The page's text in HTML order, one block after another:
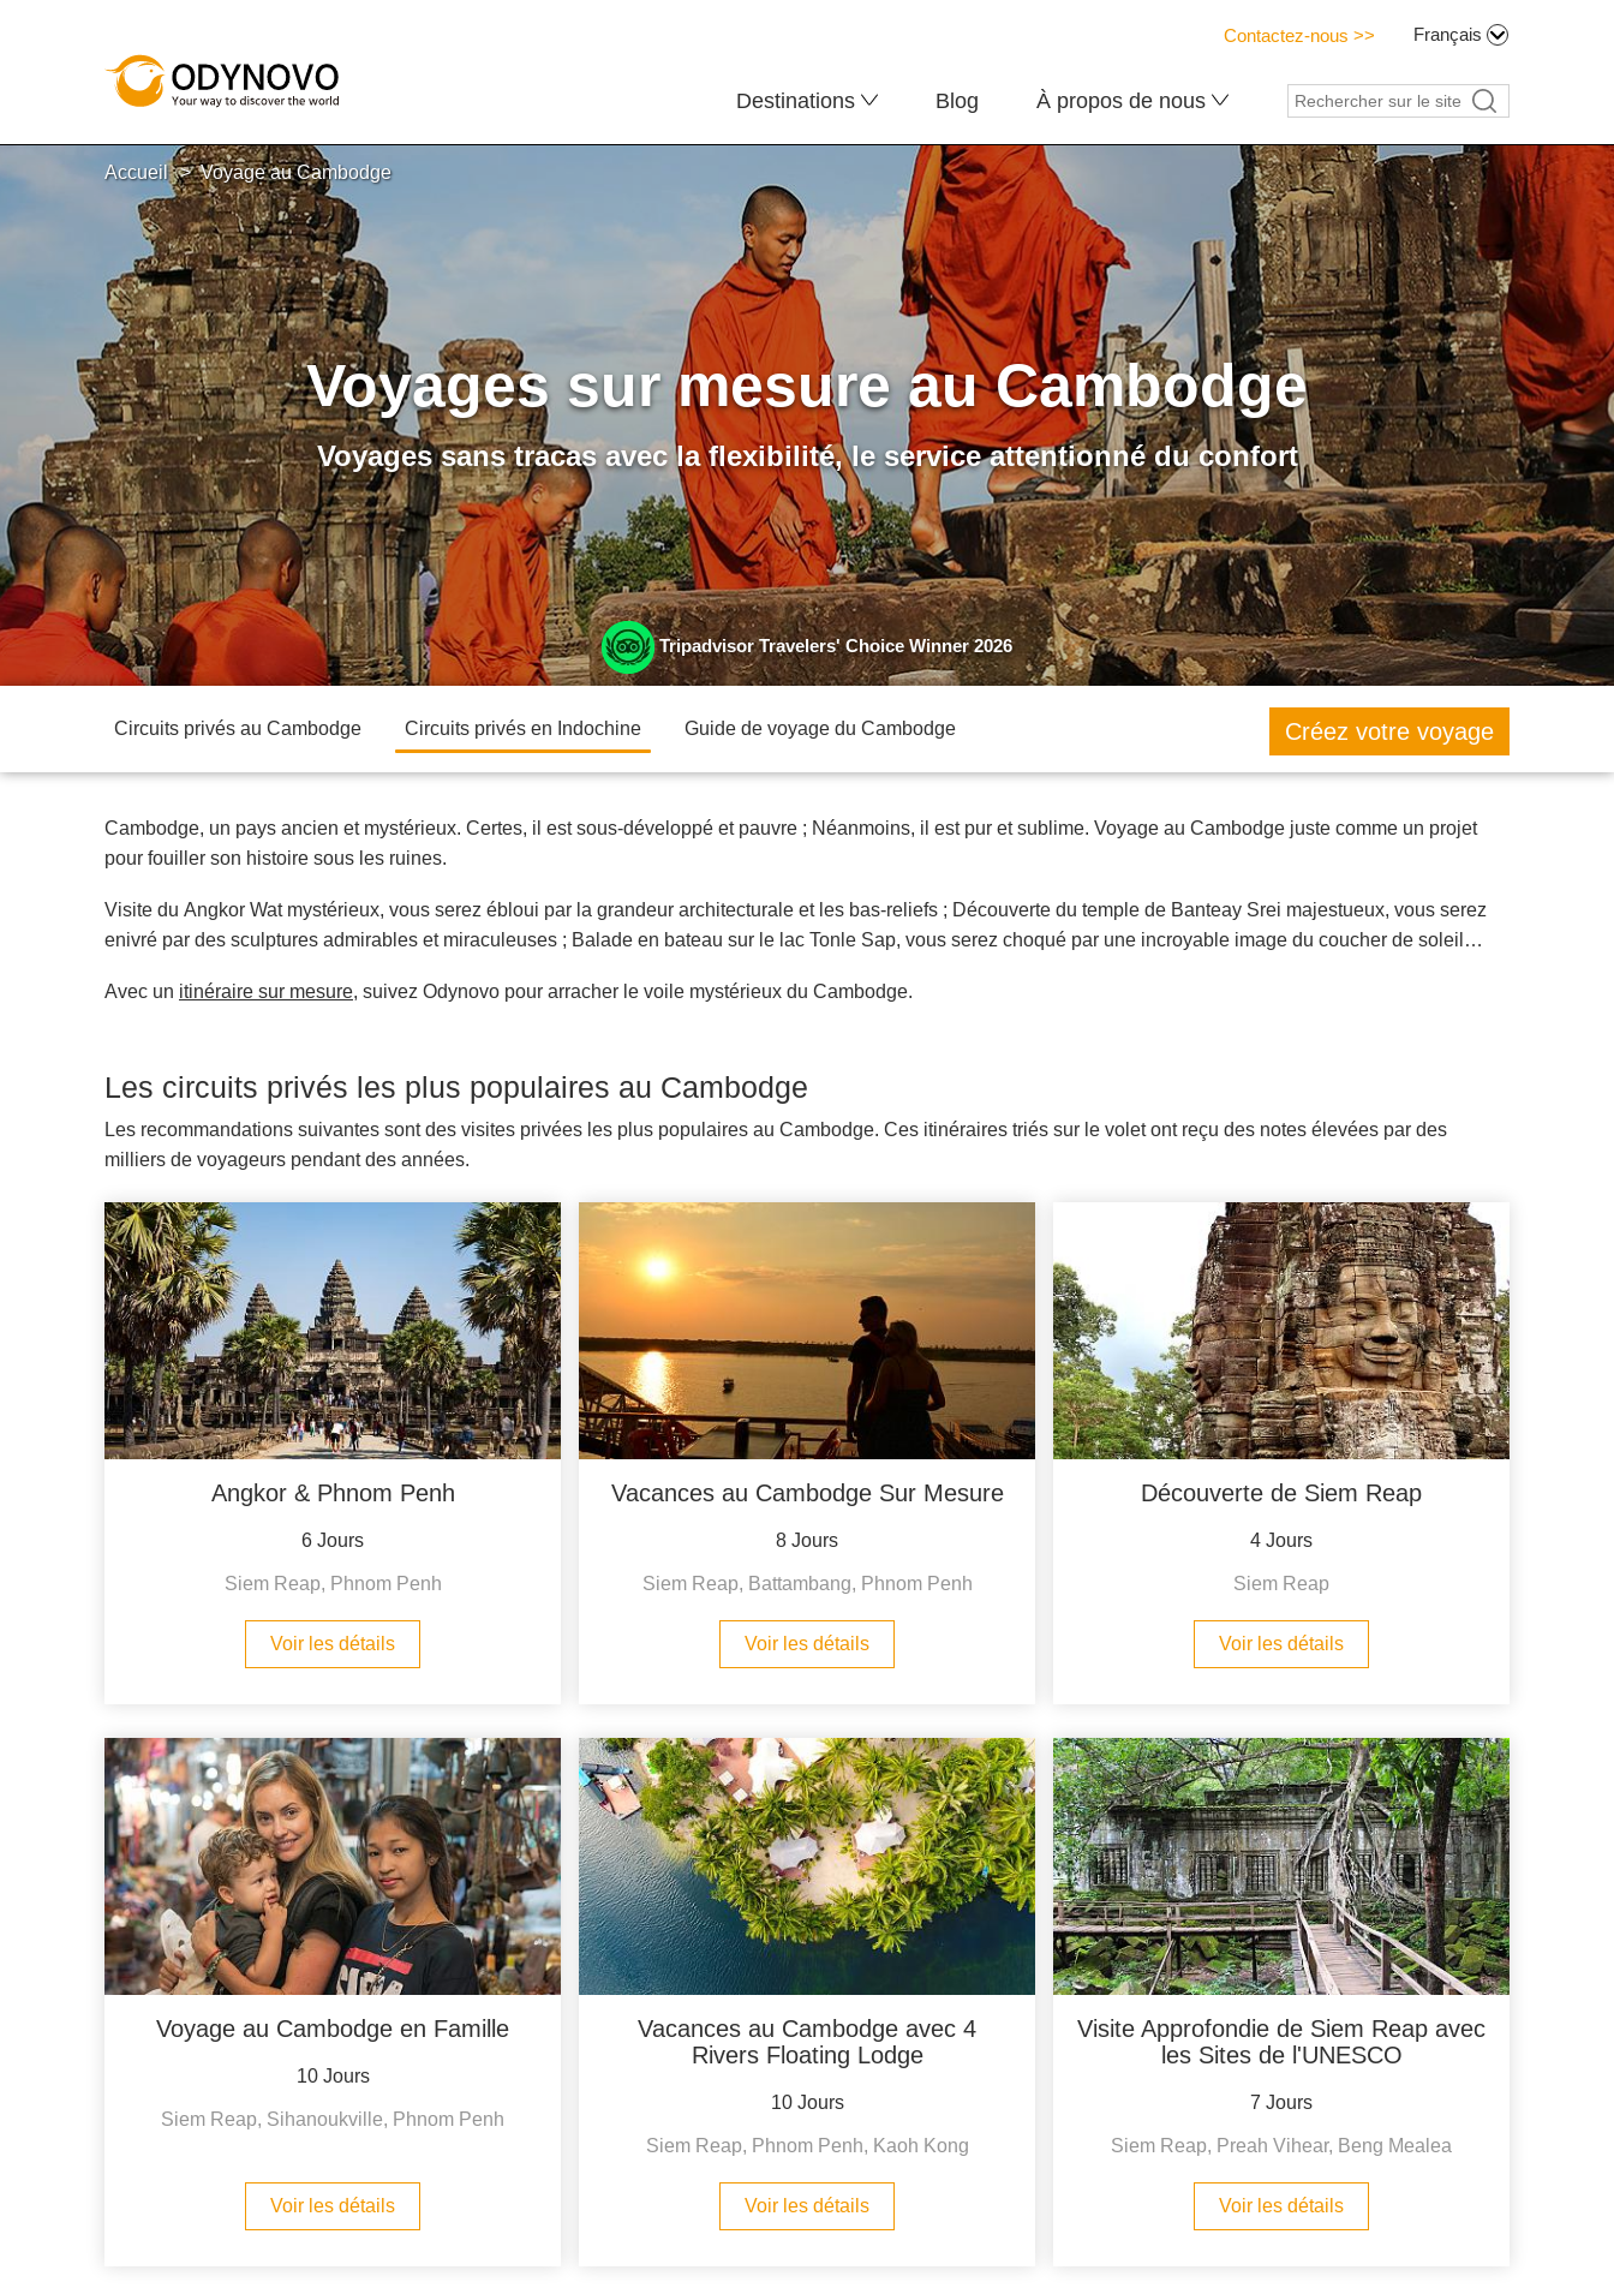
Contactez-nous >>
Destinations Blog À propos de nous
Français
Accueil Voyage au Cambodge
Tripadvisor Travelers' Choice Winner 2026
Voyages sur mesure au Cambodge
Voyages sans tracas avec la flexibilité, le service attentionné du confort
Circuits privés au Cambodge Circuits privés en Indochine Guide de voyage du Cambodge Créez votre voyage
Cambodge, un pays ancien et mystérieux. Certes, il est sous-développé et pauvre ; Néanmoins, il est pur et sublime. Voyage au Cambodge juste comme un projet
pour fouiller son histoire sous les ruines.
Visite du Angkor Wat mystérieux, vous serez ébloui par la grandeur architecturale et les bas-reliefs ; Découverte du temple de Banteay Srei majestueux, vous serez
enivré par des sculptures admirables et miraculeuses ; Balade en bateau sur le lac Tonle Sap, vous serez choqué par une incroyable image du coucher de soleil…
Avec un itinéraire sur mesure, suivez Odynovo pour arracher le voile mystérieux du Cambodge.
Les circuits privés les plus populaires au Cambodge
Les recommandations suivantes sont des visites privées les plus populaires au Cambodge. Ces itinéraires triés sur le volet ont reçu des notes élevées par des
milliers de voyageurs pendant des années.
Angkor & Phnom Penh
6 Jours
Siem Reap, Phnom Penh
Voir les détails
Vacances au Cambodge Sur Mesure
8 Jours
Siem Reap, Battambang, Phnom Penh
Voir les détails
Découverte de Siem Reap
4 Jours
Siem Reap
Voir les détails
Voyage au Cambodge en Famille
10 Jours
Siem Reap, Sihanoukville, Phnom Penh
Voir les détails
Vacances au Cambodge avec 4
Rivers Floating Lodge
10 Jours
Siem Reap, Phnom Penh, Kaoh Kong
Voir les détails
Visite Approfondie de Siem Reap avec
les Sites de l'UNESCO
7 Jours
Siem Reap, Preah Vihear, Beng Mealea
Voir les détails